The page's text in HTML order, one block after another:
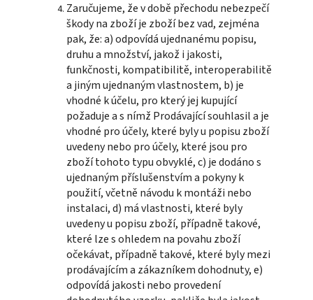
Zaručujeme, že v době přechodu nebezpečí
škody na zboží je zboží bez vad, zejména
pak, že: a) odpovídá ujednanému popisu,
druhu a množství, jakož i jakosti,
funkčnosti, kompatibilitě, interoperabilitě
a jiným ujednaným vlastnostem, b) je
vhodné k účelu, pro který jej kupující
požaduje a s nímž Prodávající souhlasil a je
vhodné pro účely, které byly u popisu zboží
uvedeny nebo pro účely, které jsou pro
zboží tohoto typu obvyklé, c) je dodáno s
ujednaným příslušenstvím a pokyny k
použití, včetně návodu k montáži nebo
instalaci, d) má vlastnosti, které byly
uvedeny u popisu zboží, případně takové,
které lze s ohledem na povahu zboží
očekávat, případně takové, které byly mezi
prodávajícím a zákazníkem dohodnuty, e)
odpovídá jakosti nebo provedení